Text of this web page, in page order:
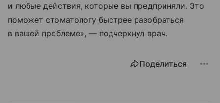
и любые действия, которые вы предприняли. Это
поможет стоматологу быстрее разобраться
в вашей проблеме», — подчеркнул врач.
Поделиться